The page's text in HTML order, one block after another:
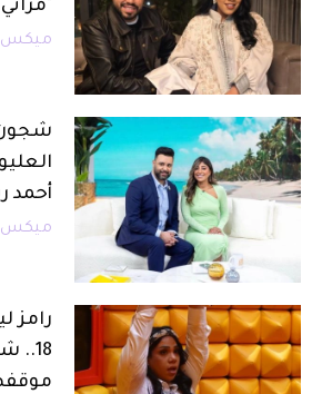
ميكس
شجون
أحمد
ميكس
رامز